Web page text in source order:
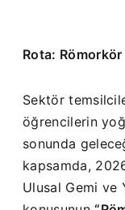
Rota: Römorkör
Sektör
öğrencilerin
sonunda
kapsamda,
Ulusal Gemi ve